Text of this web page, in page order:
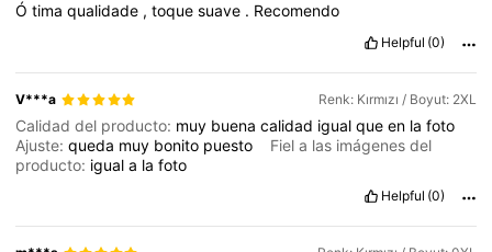
Ótimaqualidade ,toquesuave . Recomendo
Helpful (0)
V***a Renk: Kırmızı / Boyut: 2XL
Calidad del producto: muy buenacalidad igualqueen lafoto
Ajuste:queda muy bonito puesto
Fiel a las imágenes del
producto: iguala lafoto
Helpful (0)